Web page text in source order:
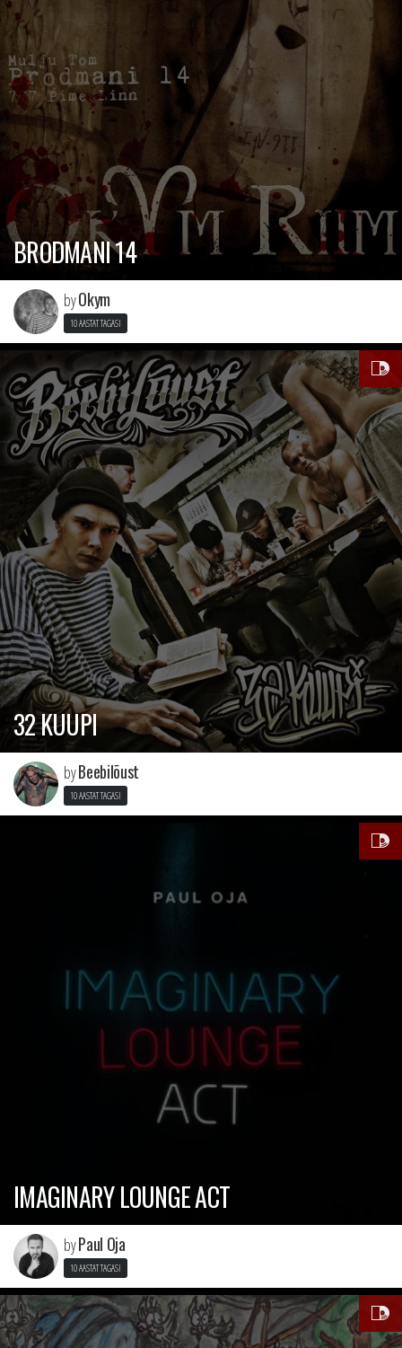
BRODMANI 14
byOkym
10 AASTAT TAGASI
32 KUUPI
byBeebilõust
10 AASTAT TAGASI
IMAGINARY LOUNGE ACT
byPaul Oja
10 AASTAT TAGASI